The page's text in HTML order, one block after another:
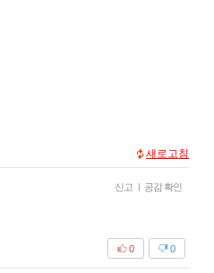
새로고침
신고 | 공감 확인
0
0